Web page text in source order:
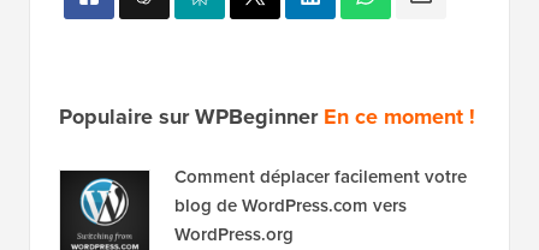
Populaire sur WPBeginnerEn ce moment !
Comment déplacer facilement votre
blog de WordPress.com vers
WordPress.org